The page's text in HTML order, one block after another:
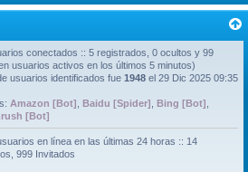
conectados :: 5 registrados, 0 ocultos y 99
usuarios activos en los últimos 5 minutos)
usuarios identificados fue 1948 el 29 Dic 2025 09:35
Amazon [Bot] Baidu [Spider] Bing [Bot]
[Bot]
en línea en las últimas 24 horas :: 14
999 Invitados